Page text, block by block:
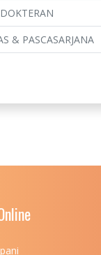
RAJA ALI HAJI
& PASCASARJANA